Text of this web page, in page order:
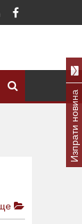
Изпрати новина